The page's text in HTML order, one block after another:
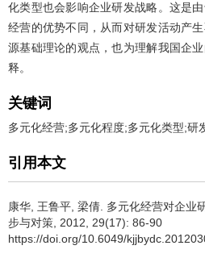
化类型也会影响企业研发战略。这是
经营的优势不同，从而对研发活动产
源基础理论的观点，也为理解我国企
释。
关键词
多元化经营;多元化程度;多元化类型;研
引用本文
康华 王鲁平 梁倩 多元化经营对企业
步与对策, 2012, 29(17): 86-90
https://doi.org/10.6049/